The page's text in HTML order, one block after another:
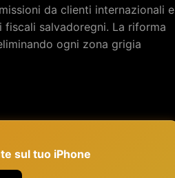
da clienti internazionali e
fiscali salvadoregni. La riforma
ogni zona grigia
sul tuo iPhone